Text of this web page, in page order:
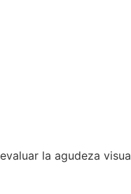
la agudeza